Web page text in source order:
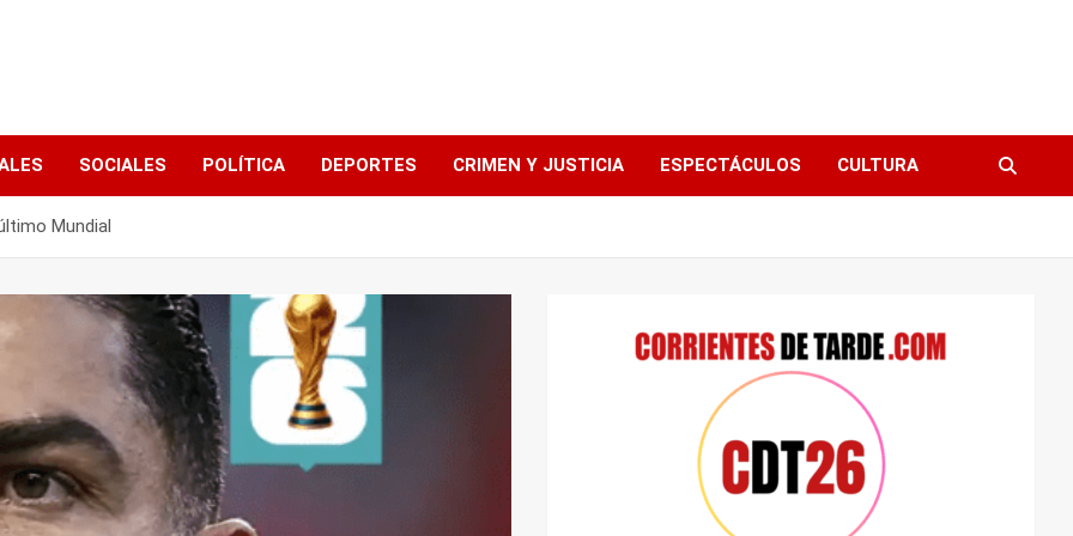
SOCIALES POLÍTICA DEPORTES CRIMEN Y JUSTICIA ESPECTÁCULOS CULTURA
Mundial